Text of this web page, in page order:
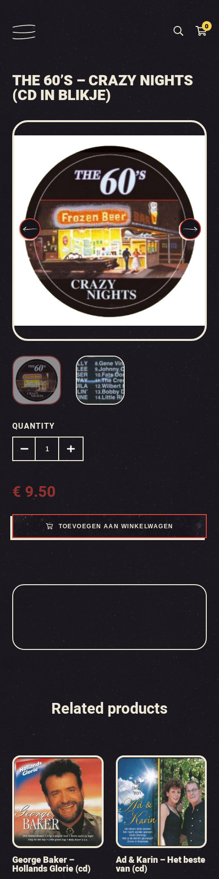
0
THE 60’S – CRAZY NIGHTS
(CD IN BLIKJE)
QUANTITY
€ 9.50
TOEVOEGEN AAN WINKELWAGEN
Related products
George Baker –
Hollands Glorie (cd)
Ad & Karin – Het beste
van (cd)